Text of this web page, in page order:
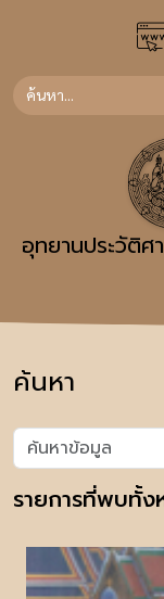
อุทยานประวัติ
ค้นหา
รายการที่พบทั้ง